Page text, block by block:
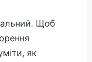
Щоб
як